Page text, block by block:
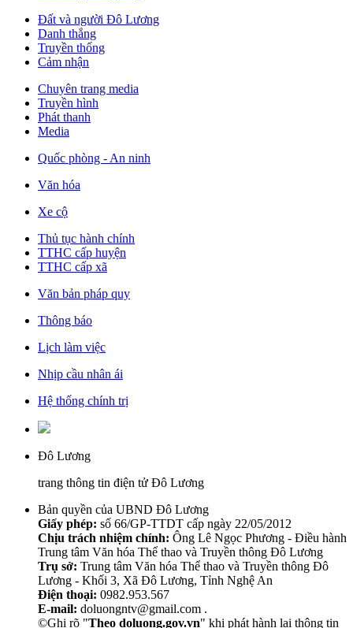
Đất và người Đô Lương
Danh thắng
Truyền thống
Cảm nhận
Chuyên trang media
Truyền hình
Phát thanh
Media
Quốc phòng - An ninh
Văn hóa
Xe cộ
Thủ tục hành chính
TTHC cấp huyện
TTHC cấp xã
Văn bản pháp quy
Thông báo
Lịch làm việc
Nhịp cầu nhân ái
Hệ thống chính trị
Đô Lương
trang thông tin điện tử Đô Lương
Bản quyền của UBND Đô Lương
Giấy phép: số 66/GP-TTDT cấp ngày 22/05/2012
Chịu trách nhiệm chính: Ông Lê Ngọc Phương - Điều hành
Trung tâm Văn hóa Thể thao và Truyền thông Đô Lương
Trụ sở: Trung tâm Văn hóa Thể thao và Truyền thông Đô
Lương - Khối 3, Xã Đô Lương, Tỉnh Nghệ An
Điện thoại: 0982.953.567
E-mail: doluongntv@gmail.com .
©Ghi rõ "Theo doluong.gov.vn" khi phát hành lại thông tin